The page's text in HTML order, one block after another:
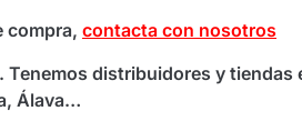
compra, contacta con nosotros
distribuidores y tiendas
Álava…